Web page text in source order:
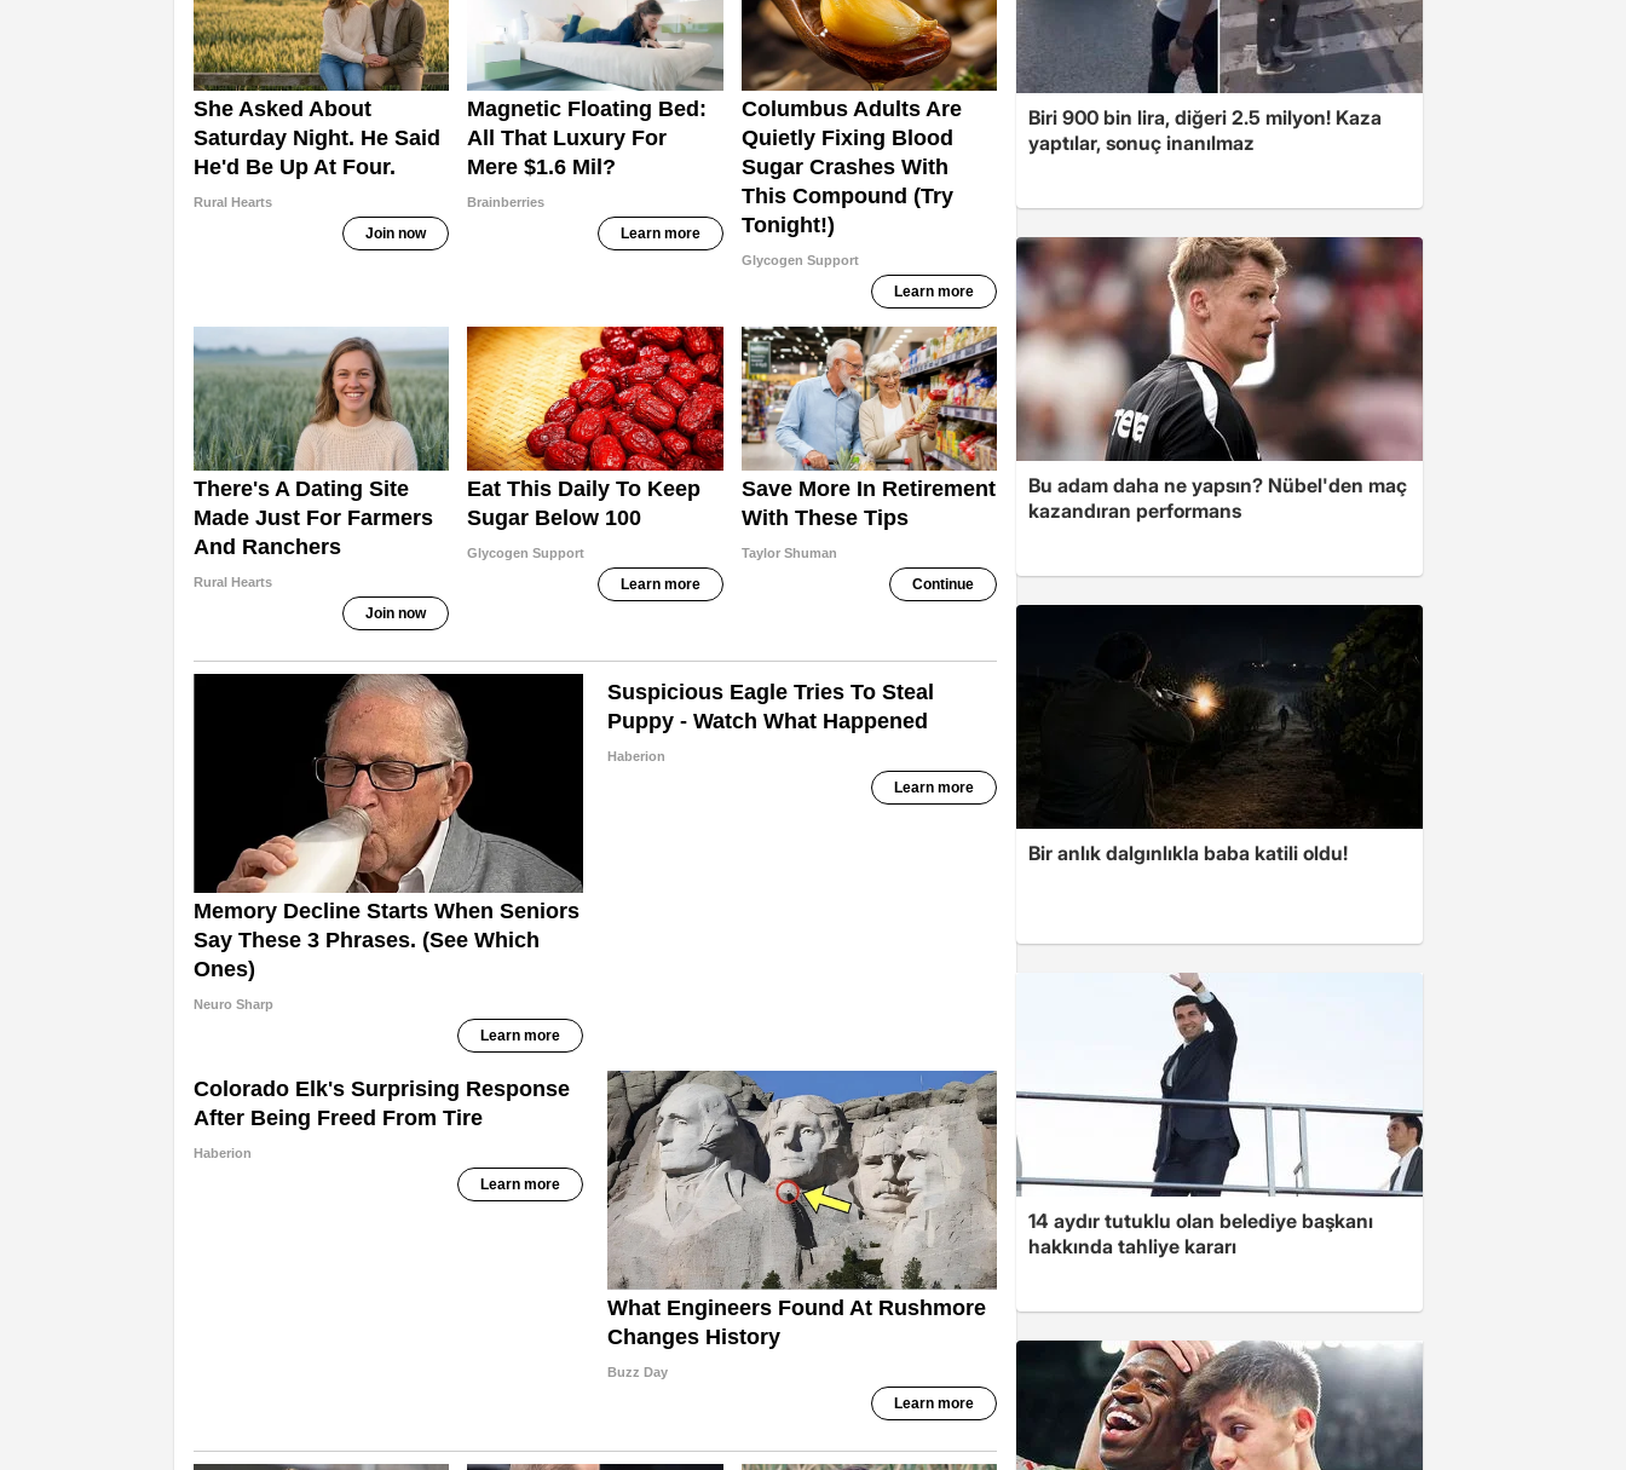
Biri 900 bin lira, diğeri 2.5 milyon! Kaza
yaptılar, sonuç inanılmaz
Bu adam daha ne yapsın? Nübel'den maç
kazandıran performans
Bir anlık dalgınlıkla baba katili oldu!
14 aydır tutuklu olan belediye başkanı
hakkında tahliye kararı